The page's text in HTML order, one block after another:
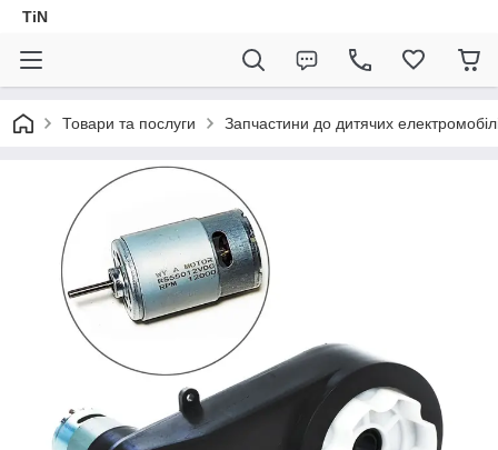
TiN
Товари та послуги Запчастини до дитячих